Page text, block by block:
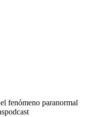
fenómeno paranormal